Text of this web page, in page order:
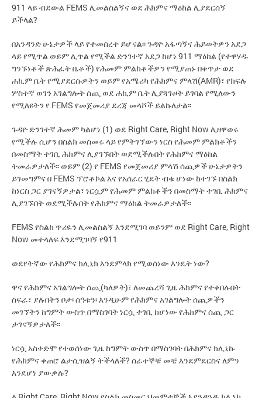
911 ላይ ብደውል FEMS ሊመልስልኝና ወደ ሕክምና ማዕከል ሊያደርሰኝ
ይችላል?
በአንዳንድ ሁኔታዎች ላይ የተመሰረተ ይሆናል፡፡ ጉዳዮ አፋጣኝና ሕይወትዎን አደጋ
ላይ የሚጥል ወይም ሊጥል የሚችል ድንገተኛ አደጋ ከሆነ 911 ማዕከል (የተዋሃዱ
ግንኙነቶች ጽሕፈት ቤቶች) የሕመም ምልክቶችዎን የሚያጠኑ በቀጥታ ወደ
ሐኪም ቤት የሚያደርሱዎትን ወይም የአሜሪካ የሕክምና ምላሽ(AMR)፣ የክፍሉ
ሦስተኛ ወገን አገልግሎት ሰጪ ወደ ሐኪም ቤት ሊያጓጉዞት ይገባል የሚለውን
የሚለዩትን የ FEMS የመጀመሪያ ደረጃ መላሾች ይልኩለታል፡፡
ጉዳዮ ድንገተኛ ሕመም ካልሆነ (1) ወደ Right Care, Right Now ሊዘዋወሩ
የሚችሉ ሲሆን በስልክ መስመሩ ላይ የምትገኘውን ነርስ የሕመም ምልክቶችን
በመስማት ተገቢ ሕክምና ሊያገኙበት ወደሚችሉበት የሕክምና ማዕከል
ትመራዎታለች፡፡ ወይም (2) የ FEMS የመጀመሪያ ምላሽ ሰጪዎች ሁኔታዎትን
ይገመግምና በ FEMS ፕሮቶኮል እና የአሰራር ሂደት ብቁ ሆነው ከተገኙ በስልክ
ከነርስ ጋር ያገናኝዎታል፣ ነርሷም የሕመም ምልክቶችን በመስማት ተገቢ ሕክምና
ሊያገኙበት ወደሚችሉበት የሕክምና ማዕከል ትመራዎታለች፡፡
FEMS የስልክ ጥሪዬን ሊመልስልኝ እንደሚገባ ወይንም ወደ Right Care, Right
Now መተላለፍ እንደሚገባኝ የ911
ወደየትኛው የሕክምና ክሊኒክ እንደምላክ የሚወሰነው እንዴት ነው?
ዋና የሕክምና አገልግሎት ሰጪ(ካለዎት)፣ ለመጨረሻ ጊዜ ሕክምና የተቀበሉበት
ስፍራ፣ ያሉበትን ቦታ፡ ሰዓቱን፡ እንዲሁም የሕክምና አገልግሎት ሰጪዎችን
መገኘትን ከግምት ውስጥ በማስገባት ነርሷ ተገቢ ከሆነው የሕክምና ሰጪ ጋር
ታገናኝዎታለች፡፡
ነርሷ አስቀድሞ የተወሰነው ጊዜ ከግምት ውስጥ በማስገባት በሕክምና ክሊኒኩ
የሕክምና ቀጠሮ ልታሲዝልኝ ትችላለች? ሰራተኞቹ መቼ እንደምደርስና ለምን
እንደሆነ ያውቃሉ?